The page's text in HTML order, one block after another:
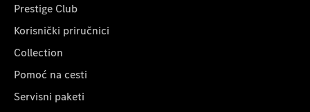
Prestige Club
Korisnički priručnici
Collection
Pomoć na cesti
Servisni paketi